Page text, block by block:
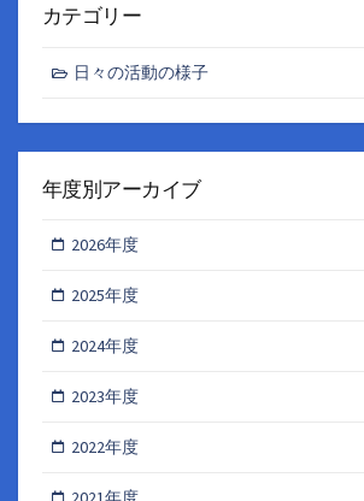
カテゴリー
日々の活動の様子
年度別アーカイブ
2026年度
2025年度
2024年度
2023年度
2022年度